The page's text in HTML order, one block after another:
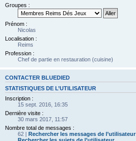
Groupes :
Prénom :
Nicolas
Localisation :
Reims
Profession :
Chef de partie en restauration (cuisine)
CONTACTER BLUEDIED
STATISTIQUES DE L’UTILISATEUR
Inscription :
15 sept. 2016, 16:35
Dernière visite :
30 mars 2017, 11:57
Nombre total de messages :
62 | Rechercher les messages de l’utilisateur